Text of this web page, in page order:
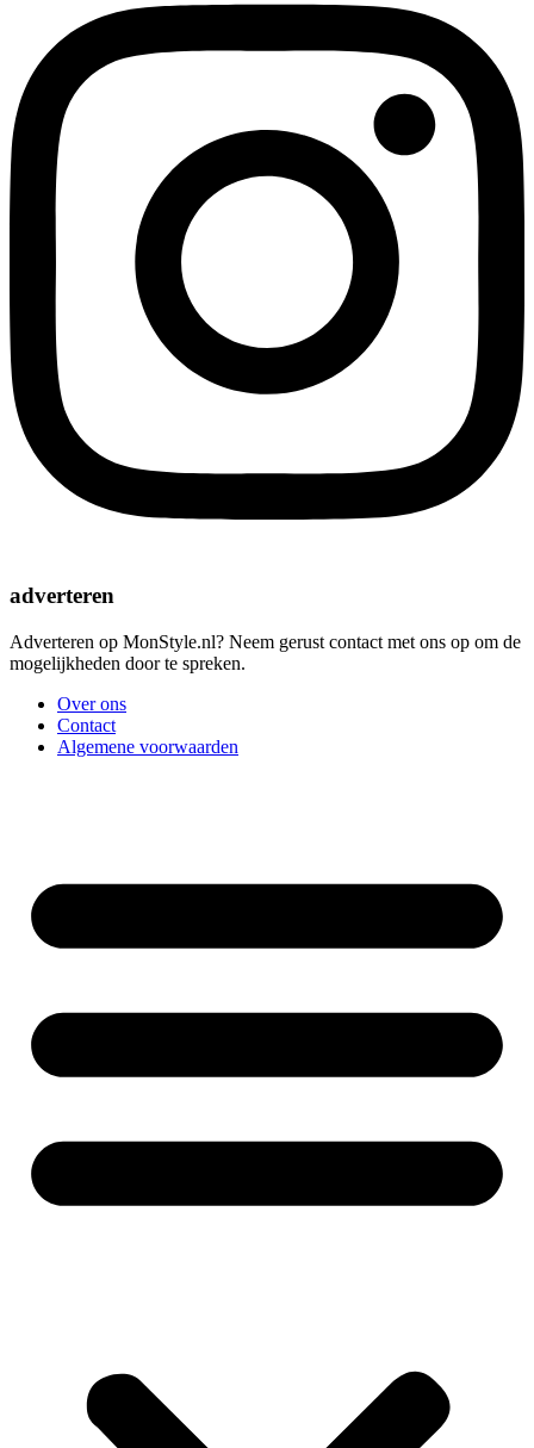
adverteren
Adverteren op MonStyle.nl? Neem gerust contact met ons op om de
mogelijkheden door te spreken.
Over ons
Contact
Algemene voorwaarden